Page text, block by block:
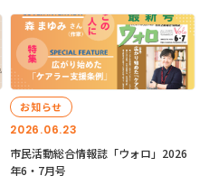
2026.06.23
お知らせ
市民活動総合情報誌「ウォロ」2026
年6・7月号